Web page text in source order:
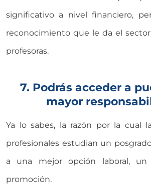
significativo a nivel financiero,
reconocimiento que le da el
profesoras.
7. Podrás acceder a
mayor
Ya lo sabes, la razón por la cual
profesionales estudian un
a una mejor opción laboral, un
promoción.